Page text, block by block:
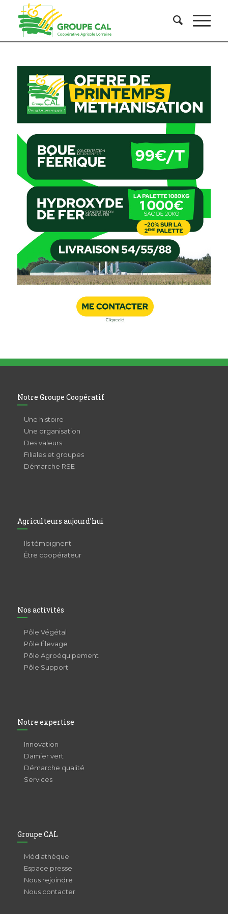
Notre Groupe Coopératif
Une histoire
Une organisation
Des valeurs
Filiales et groupes
Démarche RSE
Agriculteurs aujourd’hui
Ils témoignent
Être coopérateur
Nos activités
Pôle Végétal
Pôle Élevage
Pôle Agroéquipement
Pôle Support
Notre expertise
Innovation
Damier vert
Démarche qualité
Services
Groupe CAL
Médiathèque
Espace presse
Nous rejoindre
Nous contacter